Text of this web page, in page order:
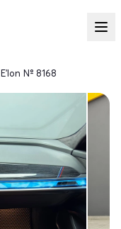
E'lon № 8168